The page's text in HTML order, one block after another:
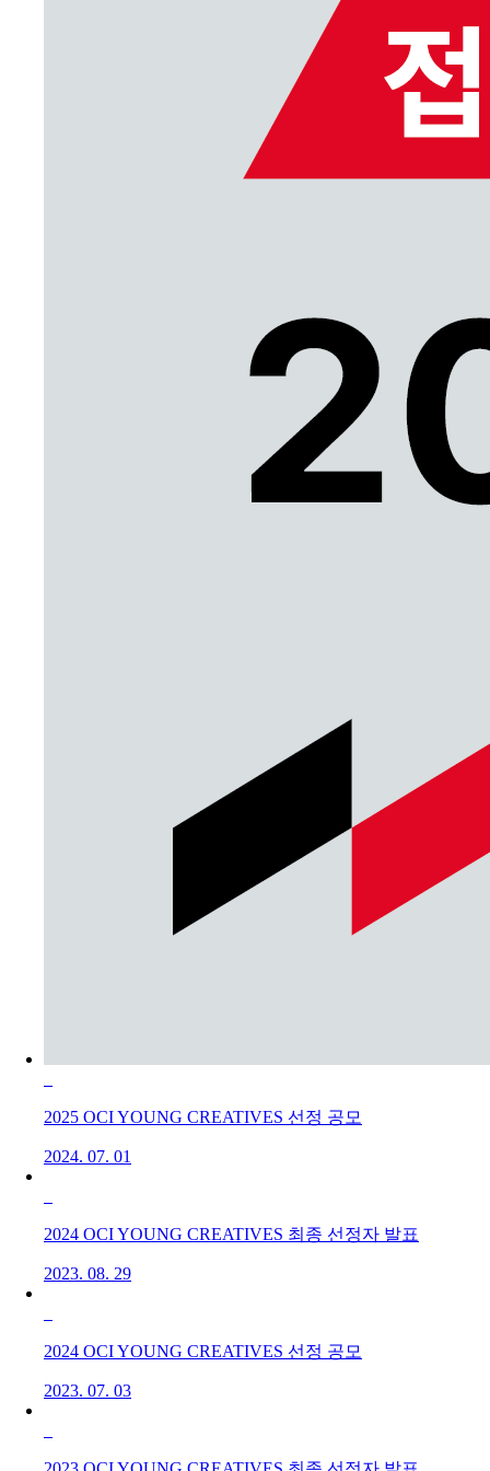
2025 OCI YOUNG CREATIVES 선정 공모
2024. 07. 01
2024 OCI YOUNG CREATIVES 최종 선정자 발표
2023. 08. 29
2024 OCI YOUNG CREATIVES 선정 공모
2023. 07. 03